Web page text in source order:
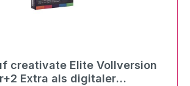
creativate Elite Vollversion